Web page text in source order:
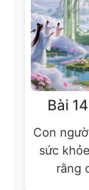
Bài
Con
sức
rằng